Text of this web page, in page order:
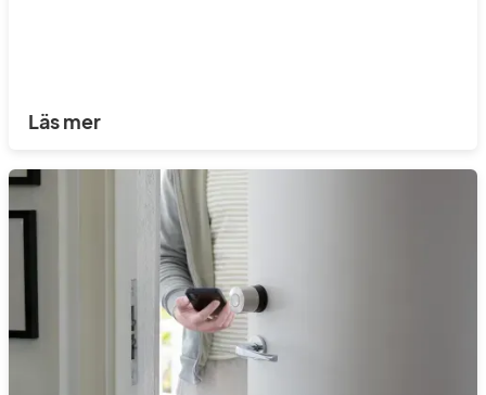
Läs mer